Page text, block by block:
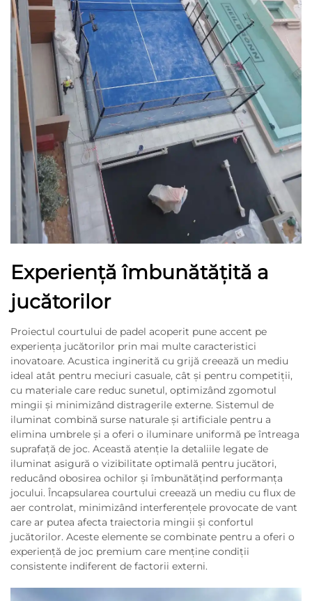
Experiență îmbunătățită a
jucătorilor
Proiectul courtului de padel acoperit pune accent pe
experiența jucătorilor prin mai multe caracteristici
inovatoare. Acustica inginerită cu grijă creează un mediu
ideal atât pentru meciuri casuale, cât și pentru competiții,
cu materiale care reduc sunetul, optimizând zgomotul
mingii și minimizând distragerile externe. Sistemul de
iluminat combină surse naturale și artificiale pentru a
elimina umbrele și a oferi o iluminare uniformă pe întreaga
suprafață de joc. Această atenție la detaliile legate de
iluminat asigură o vizibilitate optimală pentru jucători,
reducând obosirea ochilor și îmbunătățind performanța
jocului. Încapsularea courtului creează un mediu cu flux de
aer controlat, minimizând interferențele provocate de vant
care ar putea afecta traiectoria mingii și confortul
jucătorilor. Aceste elemente se combinate pentru a oferi o
experiență de joc premium care menține condiții
consistente indiferent de factorii externi.